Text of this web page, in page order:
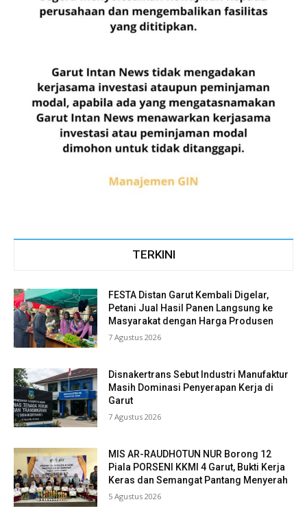
TERKINI
FESTA Distan Garut Kembali Digelar,
Petani Jual Hasil Panen Langsung ke
Masyarakat dengan Harga Produsen
7 Agustus 2026
Disnakertrans Sebut Industri Manufaktur
Masih Dominasi Penyerapan Kerja di
Garut
7 Agustus 2026
MIS AR-RAUDHOTUN NUR Borong 12
Piala PORSENI KKMI 4 Garut, Bukti Kerja
Keras dan Semangat Pantang Menyerah
5 Agustus 2026